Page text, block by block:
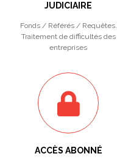
JUDICIAIRE
Fonds / Référés / Requêtes.
Traitement de difficultés des
entreprises
ACCÈS ABONNÉ